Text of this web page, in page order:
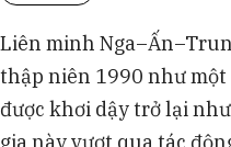
Liên minh
thập niên 1990 như một
được khơi dậy trở lại